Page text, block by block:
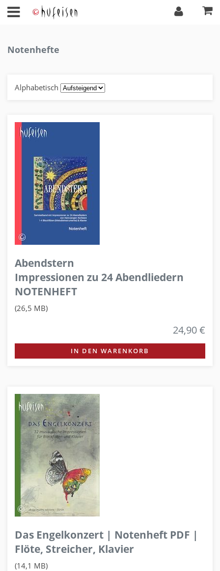
Notenhefte
Alphabetisch
Abendstern
Impressionen zu 24 Abendliedern
NOTENHEFT
(26,5 MB)
24,90 €
IN DEN WARENKORB
Das Engelkonzert | Notenheft PDF |
Flöte, Streicher, Klavier
(14,1 MB)